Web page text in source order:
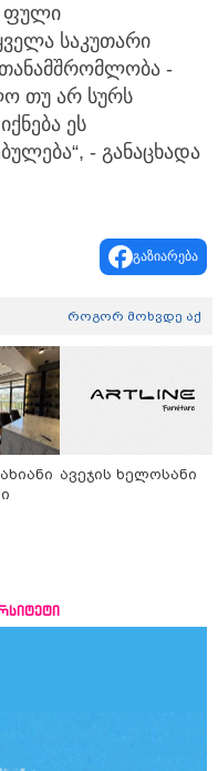
ფული
საკუთარი
თანამშრომლობა -
თუ არ სურს
ეს
- განაცხადა
გაზიარება
როგორ მოხვდე აქ
ავეჯის ხელოსანი